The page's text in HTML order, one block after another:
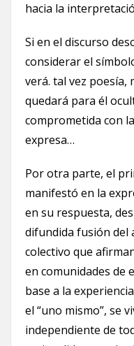
hacia la
Si en el discurso
considerar el
verá. tal vez
quedará para él
comprometida con
expresa…
Por otra parte, el
manifestó en la
en su respuesta,
difundida fusión del
colectivo que
en comunidades de
base a la
el “uno mismo”, se
independiente de